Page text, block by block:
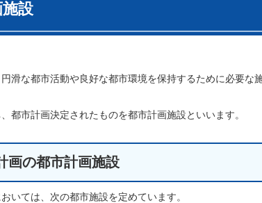
設
滑な都市活動や良好な都市環境を保持するために必要な
都市計画決定されたものを都市計画施設といいます。
画の都市計画施設
いては、次の都市施設を定めています。